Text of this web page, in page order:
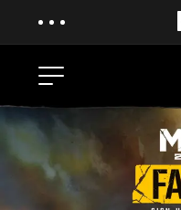
新聞